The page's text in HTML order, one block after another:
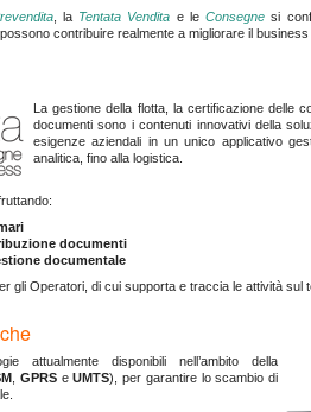
, la Tentata Vendita e leConsegne si
, possono contribuire realmente a migliorare il
La gestione della flotta, la certificazione delle
documenti sono i contenuti innovativi della
esigenze aziendali in un unico applicativo
analitica, fino alla logistica.
documenti
documentale
gli Operatori, di cui supporta e traccia le attività sul
attualmente disponibili nell’ambito della
GPRSeUMTS), per garantire lo scambio di